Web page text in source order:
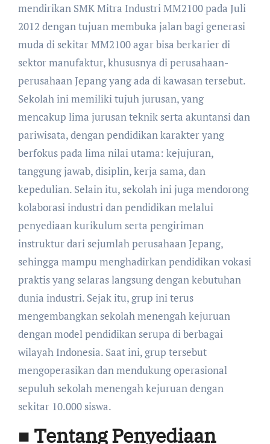
mendirikan SMK Mitra Industri MM2100 pada Juli
2012 dengan tujuan membuka jalan bagi generasi
muda di sekitar MM2100 agar bisa berkarier di
sektor manufaktur, khususnya di perusahaan-
perusahaan Jepang yang ada di kawasan tersebut.
Sekolah ini memiliki tujuh jurusan, yang
mencakup lima jurusan teknik serta akuntansi dan
pariwisata, dengan pendidikan karakter yang
berfokus pada lima nilai utama: kejujuran,
tanggung jawab, disiplin, kerja sama, dan
kepedulian. Selain itu, sekolah ini juga mendorong
kolaborasi industri dan pendidikan melalui
penyediaan kurikulum serta pengiriman
instruktur dari sejumlah perusahaan Jepang,
sehingga mampu menghadirkan pendidikan vokasi
praktis yang selaras langsung dengan kebutuhan
dunia industri. Sejak itu, grup ini terus
mengembangkan sekolah menengah kejuruan
dengan model pendidikan serupa di berbagai
wilayah Indonesia. Saat ini, grup tersebut
mengoperasikan dan mendukung operasional
sepuluh sekolah menengah kejuruan dengan
sekitar 10.000 siswa.
■ Tentang Penyediaan